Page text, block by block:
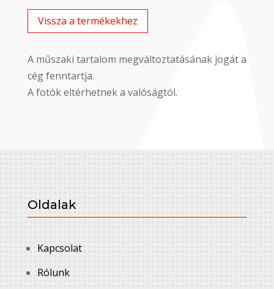
Vissza a termékekhez
A műszaki tartalom megváltoztatásának jogát a
cég fenntartja.
A fotók eltérhetnek a valóságtól.
Oldalak
Kapcsolat
Rólunk